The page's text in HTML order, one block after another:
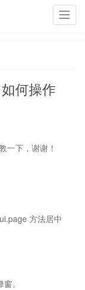
何操作
一下，谢谢！
方法居中
。